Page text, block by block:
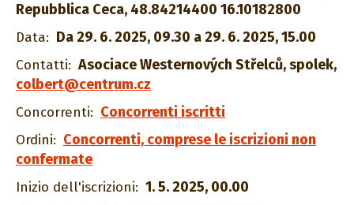
Repubblica Ceca, 48.84214400 16.10182800
Data: Da 29. 6. 2025, 09.30 a 29. 6. 2025, 15.00
Contatti: Asociace Westernových Střelců, spolek,
colbert@centrum.cz
Concorrenti: Concorrenti iscritti
Ordini: Concorrenti, comprese le iscrizioni non
confermate
Inizio dell'iscrizioni: 1. 5. 2025, 00.00